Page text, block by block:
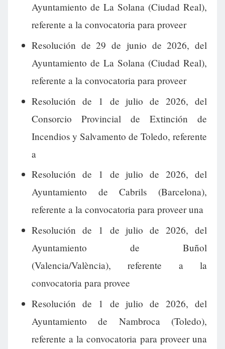
Ayuntamiento de La Solana (Ciudad Real),
referente a la convocatoria para proveer
Resolución de 29 de junio de 2026, del
Ayuntamiento de La Solana (Ciudad Real),
referente a la convocatoria para proveer
Resolución de 1 de julio de 2026, del
Consorcio Provincial de Extinción de
Incendios y Salvamento de Toledo, referente
a
Resolución de 1 de julio de 2026, del
Ayuntamiento de Cabrils (Barcelona),
referente a la convocatoria para proveer una
Resolución de 1 de julio de 2026, del
Ayuntamiento de Buñol
(Valencia/València), referente a la
convocatoria para provee
Resolución de 1 de julio de 2026, del
Ayuntamiento de Nambroca (Toledo),
referente a la convocatoria para proveer una